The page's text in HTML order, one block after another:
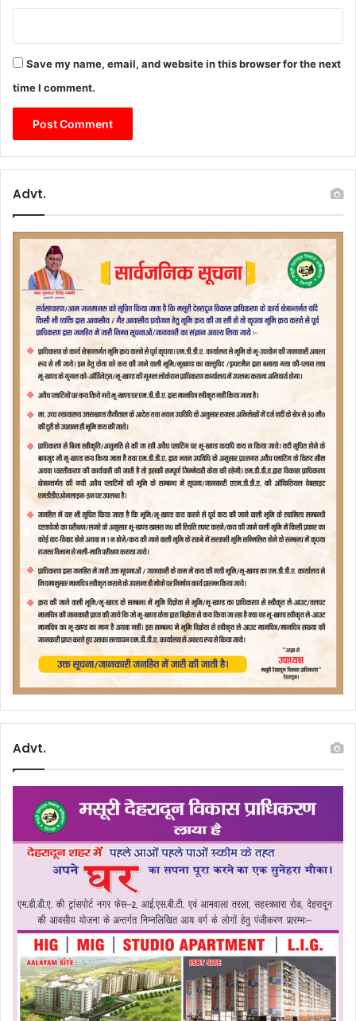
Save my name, email, and website in this browser for the next
time I comment.
Advt.
Advt.